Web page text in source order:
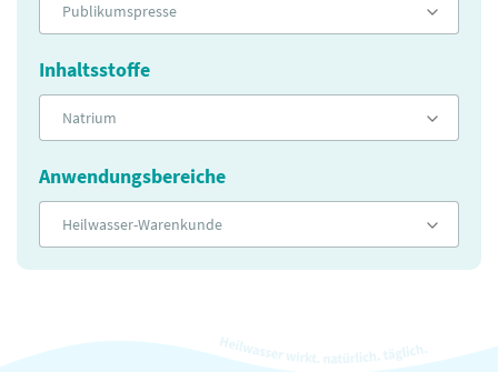
Publikumspresse
Inhaltsstoffe
Natrium
Anwendungsbereiche
Heilwasser-Warenkunde